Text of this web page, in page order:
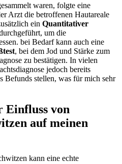
waren,‌ folgte eine
Arzt die betroffenen Hautareale
ein Quantitativer
um die
bei‌ Bedarf kann auch eine
, bei dem​ Jod und Stärke zum
zu bestätigen. In vielen
jedoch bereits
Befunds stellen, was für mich sehr
‍Einfluss von
auf meinen
kann⁢ eine echte